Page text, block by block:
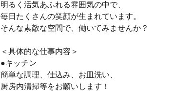
明るく活気あふれる雰囲気の中で、
毎日たくさんの笑顔が生まれています。
そんな素敵な空間で、働いてみませんか？
＜具体的な仕事内容＞
●キッチン
簡単な調理、仕込み、お皿洗い、
厨房内清掃等をお願いします！